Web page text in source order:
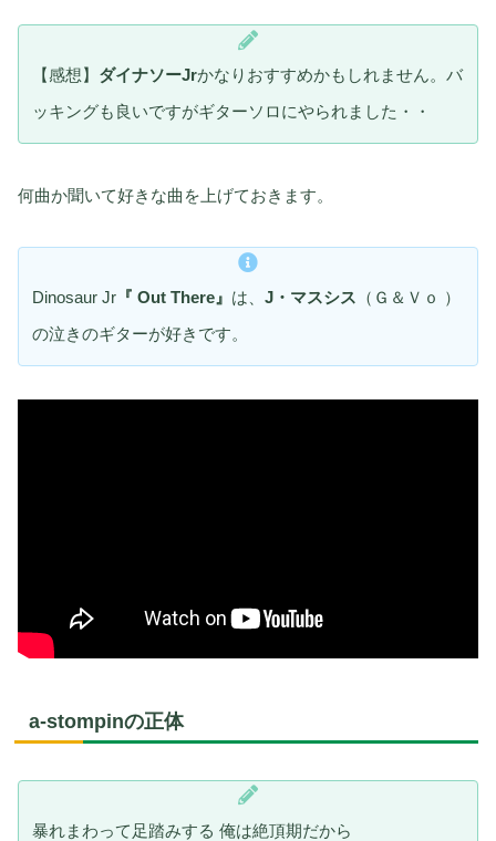
【感想】 ダイナソーJrかなりおすすめかもしれません。バ
ッキングも良いですがギターソロにやられました・・
何曲か聞いて好きな曲を上げておきます。
Dinosaur Jr 『 Out There』 は、 J・マスシス （Ｇ＆Ｖｏ ）
の泣きのギターが好きです。
a‑stompinの正体
暴れまわって足踏みする 俺は絶頂期だから